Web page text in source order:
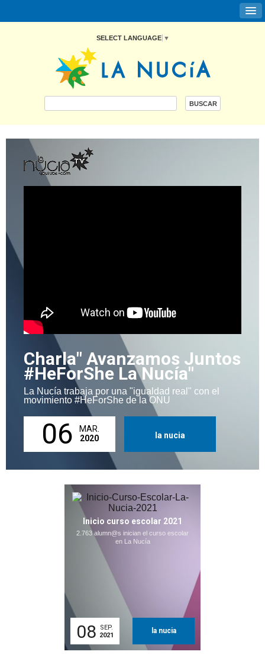
SELECT LANGUAGE ▼
Charla" Avanzamos Juntos
#HeForShe La Nucía"
La Nucía trabaja por una "igualdad real" con el
movimiento #HeForShe de la ONU
06
MAR.
2020
la nucia
Inicio curso escolar 2021
2.763 alumn@s inician el curso escolar
en La Nucía
08
SEP.
2021
la nucia